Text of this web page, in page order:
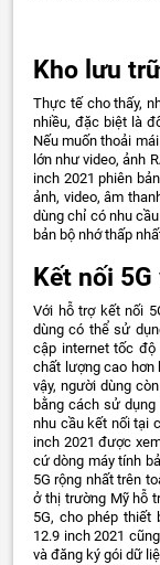
Kho lưu
Thực tế cho thấy,
nhiều, đặc biệt là
Nếu muốn thoải
lớn như video, ảnh
inch 2021 phiên
ảnh, video, âm
dùng chỉ có nhu
bản bộ nhớ thấp
Kết nối
Với hỗ trợ kết nối
dùng có thể sử
cập internet tốc
chất lượng cao hơn
vậy, người dùng
bằng cách sử
nhu cầu kết nối tại
inch 2021 được
cứ dòng máy tính
5G rộng nhất trên
ở thị trường Mỹ hỗ
5G, cho phép thiết
12.9 inch 2021
và đăng ký gói dữ